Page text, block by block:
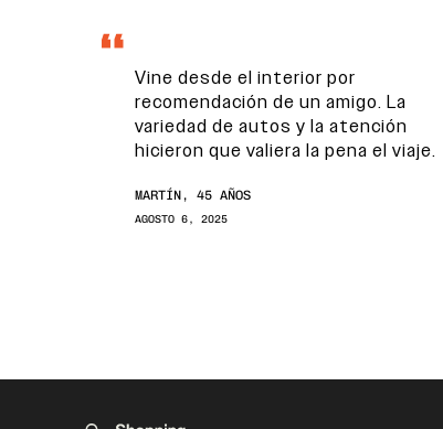
Vine desde el interior por
recomendación de un amigo. La
variedad de autos y la atención
hicieron que valiera la pena el viaje.
MARTÍN, 45 AÑOS
AGOSTO 6, 2025